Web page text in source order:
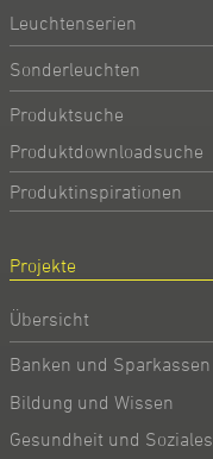
Leuchtenserien
Sonderleuchten
Produktsuche
Produktdownloadsuche
Produktinspirationen
Projekte
Übersicht
Banken und Sparkassen
Bildung und Wissen
Gesundheit und Soziales